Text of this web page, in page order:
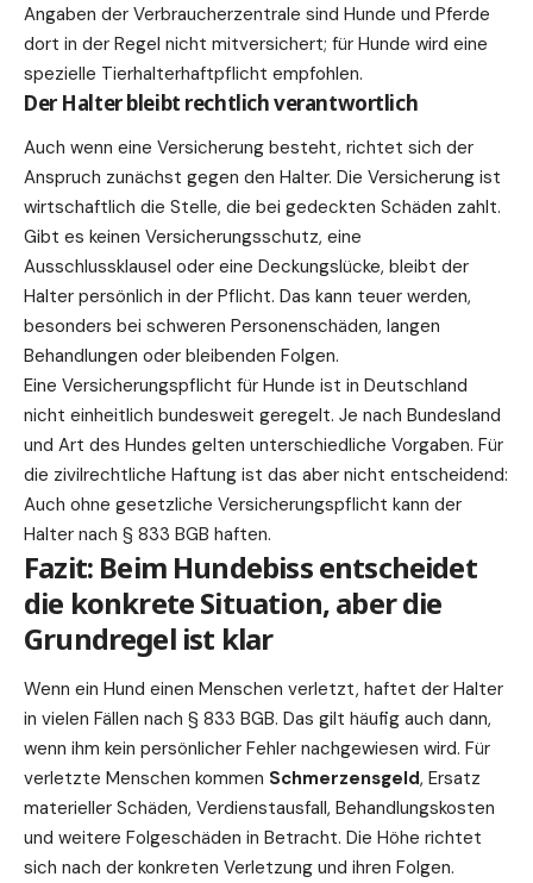
Angaben der Verbraucherzentrale sind Hunde und Pferde
dort in der Regel nicht mitversichert; für Hunde wird eine
spezielle Tierhalterhaftpflicht empfohlen.
Der Halter bleibt rechtlich verantwortlich
Auch wenn eine Versicherung besteht, richtet sich der
Anspruch zunächst gegen den Halter. Die Versicherung ist
wirtschaftlich die Stelle, die bei gedeckten Schäden zahlt.
Gibt es keinen Versicherungsschutz, eine
Ausschlussklausel oder eine Deckungslücke, bleibt der
Halter persönlich in der Pflicht. Das kann teuer werden,
besonders bei schweren Personenschäden, langen
Behandlungen oder bleibenden Folgen.
Eine Versicherungspflicht für Hunde ist in Deutschland
nicht einheitlich bundesweit geregelt. Je nach Bundesland
und Art des Hundes gelten unterschiedliche Vorgaben. Für
die zivilrechtliche Haftung ist das aber nicht entscheidend:
Auch ohne gesetzliche Versicherungspflicht kann der
Halter nach § 833 BGB haften.
Fazit: Beim Hundebiss entscheidet
die konkrete Situation, aber die
Grundregel ist klar
Wenn ein Hund einen Menschen verletzt, haftet der Halter
in vielen Fällen nach § 833 BGB. Das gilt häufig auch dann,
wenn ihm kein persönlicher Fehler nachgewiesen wird. Für
verletzte Menschen kommen Schmerzensgeld, Ersatz
materieller Schäden, Verdienstausfall, Behandlungskosten
und weitere Folgeschäden in Betracht. Die Höhe richtet
sich nach der konkreten Verletzung und ihren Folgen.